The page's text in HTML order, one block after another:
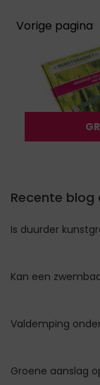
Vorige pagina
Recente blog
Is duurder
Kan een
Valdemping
Groene aanslag